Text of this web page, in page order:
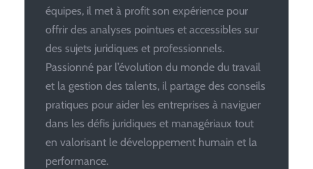
équipes, il met à profit son expérience pour
offrir des analyses pointues et accessibles sur
des sujets juridiques et professionnels.
Passionné par l’évolution du monde du travail
et la gestion des talents, il partage des conseils
pratiques pour aider les entreprises à naviguer
dans les défis juridiques et managériaux tout
en valorisant le développement humain et la
performance.